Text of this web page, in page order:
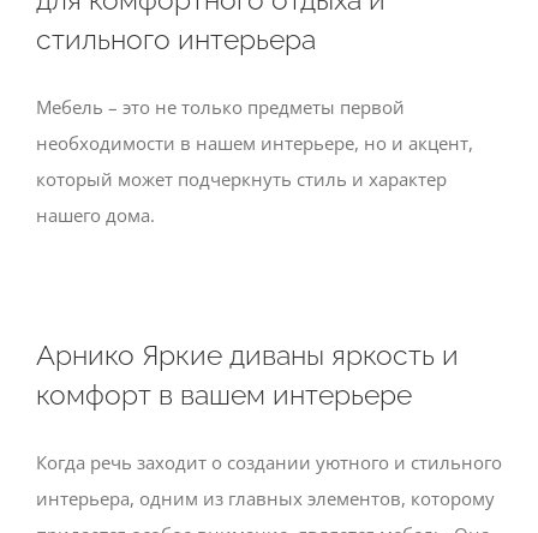
стильного интерьера
Мебель – это не только предметы первой
необходимости в нашем интерьере, но и акцент,
который может подчеркнуть стиль и характер
нашего дома.
Арнико Яркие диваны яркость и
комфорт в вашем интерьере
Когда речь заходит о создании уютного и стильного
интерьера, одним из главных элементов, которому